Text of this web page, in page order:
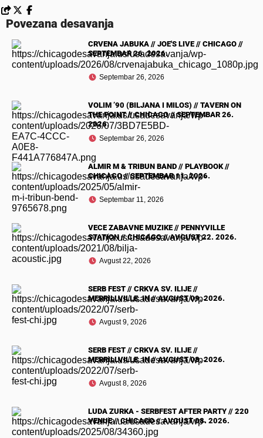
Povezana desavanja
CRVENA JABUKA // JOE'S LIVE // CHICAGO //
SEPTEMBAR 26. 2026.
Septembar 26, 2026
VOLIM ’90 (BILJANA I MILOS) // TAVERN ON
THE POINT // CHICAGO // SEPTEMBAR 26.
2026.
Septembar 26, 2026
ALMIR M & TRIBUN BAND // PLAYBOOK //
CHICAGO // SEPTEMBAR 11. 2026.
Septembar 11, 2026
VECE ZABAVNE MUZIKE // PENNYVILLE
STATION // CHICAGO // AVGUST 22. 2026.
Avgust 22, 2026
SERB FEST // CRKVA SV. ILIJE //
MERRILLVILLE, IN // AVGUST 09. 2026.
Avgust 9, 2026
SERB FEST // CRKVA SV. ILIJE //
MERRILLVILLE, IN // AVGUST 08. 2026.
Avgust 8, 2026
LUDA ZURKA - SERBFEST AFTER PARTY // 220
VENUE // CHICAGO // AVGUST 08. 2026.